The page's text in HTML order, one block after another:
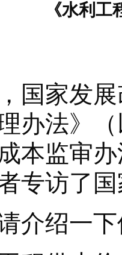
《水利
家发展
办法》
本监审
专访了
绍一下